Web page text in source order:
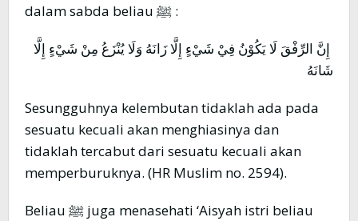
dalam sabda beliau ﷺ :
إِنَّ الرِّفْقَ لَا يَكُوْنُ فِيْ شَيْءٍ إِلَّا زَانَهُ وَلَا يُنْزَعُ مِنْ شَيْءٍ إِلَّا
شَانَهُ
Sesungguhnya kelembutan tidaklah ada pada
sesuatu kecuali akan menghiasinya dan
tidaklah tercabut dari sesuatu kecuali akan
memperburuknya. (HR Muslim no. 2594).
Beliau ﷺ juga menasehati ‘Aisyah istri beliau